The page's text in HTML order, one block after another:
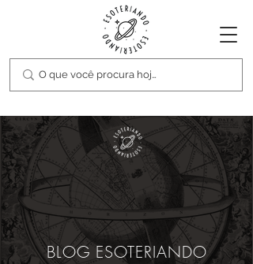
BLOG ESOTERIANDO